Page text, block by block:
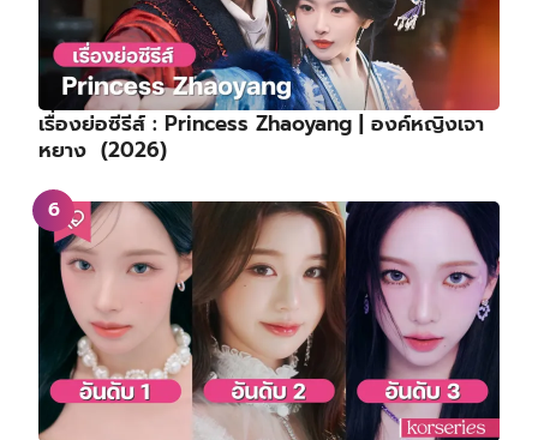
เรื่องย่อซีรีส์ : Princess Zhaoyang | องค์หญิงเจา
หยาง (2026)